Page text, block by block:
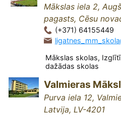
Mākslas iela 2,
pagasts, Cēsu
(+371) 64155449
Mākslas skolas,
dažādas skolas
Valmieras
Purva iela 12,
Latvija, LV-4201